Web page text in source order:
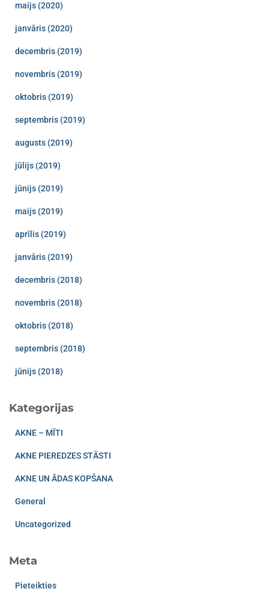
maijs (2020)
janvāris (2020)
decembris (2019)
novembris (2019)
oktobris (2019)
septembris (2019)
augusts (2019)
jūlijs (2019)
jūnijs (2019)
maijs (2019)
aprīlis (2019)
janvāris (2019)
decembris (2018)
novembris (2018)
oktobris (2018)
septembris (2018)
jūnijs (2018)
Kategorijas
AKNE – MĪTI
AKNE PIEREDZES STĀSTI
AKNE UN ĀDAS KOPŠANA
General
Uncategorized
Meta
Pieteikties